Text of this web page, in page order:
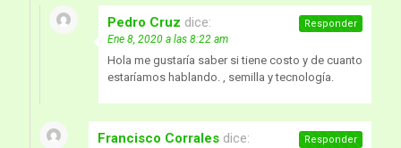
Pedro Cruz dice:
Ene 8, 2020 a las 8:22 am
Hola me gustaría saber si tiene costo y de cuanto
estaríamos hablando. , semilla y tecnología.
Responder
Francisco Corrales dice: Responder